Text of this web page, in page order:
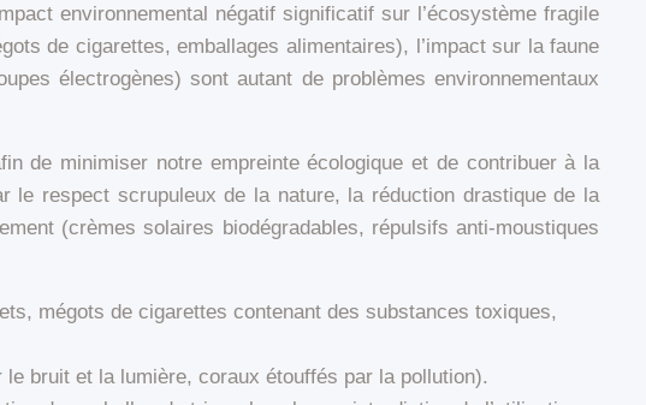
environnemental négatif significatif sur l’écosystème fragile
de cigarettes, emballages alimentaires), l’impact sur la faune
électrogènes) sont autant de problèmes environnementaux
de minimiser notre empreinte écologique et de contribuer à la
le respect scrupuleux de la nature, la réduction drastique de la
(crèmes solaires biodégradables, répulsifs anti-moustiques
mégots de cigarettes contenant des substances toxiques,
bruit et la lumière, coraux étouffés par la pollution).